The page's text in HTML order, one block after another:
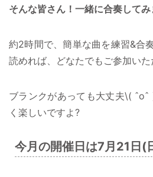
そんな皆さん！一緒に合奏してみ
約2時間で、簡単な曲を練習&合
読めれば、どなたでもご参加い
ブランクがあっても大丈夫\(
く楽しいですよ?
今月の開催日は7月21日(